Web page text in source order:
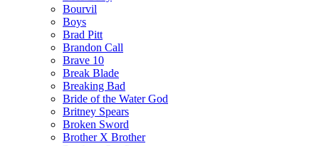
Bourvil
Boys
Brad Pitt
Brandon Call
Brave 10
Break Blade
Breaking Bad
Bride of the Water God
Britney Spears
Broken Sword
Brother X Brother